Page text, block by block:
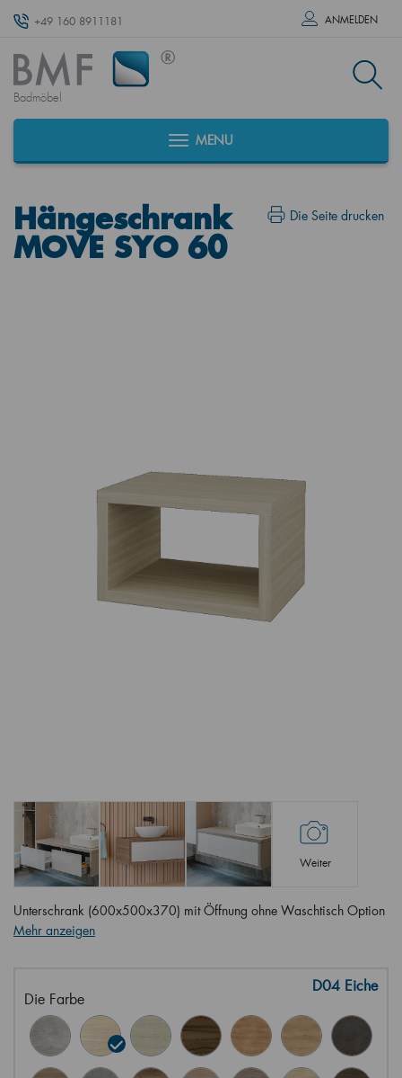
+49 160 8911181 ANMELDEN
Badmöbel
MENU
Die Seite drucken
Hängeschrank
MOVE SYO 60
Weiter
Unterschrank (600x500x370) mit Öffnung ohne Waschtisch Option
Mehr anzeigen
Die Farbe
D04 Eiche